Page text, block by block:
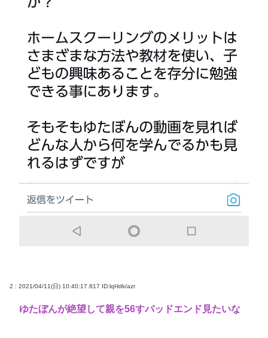
2 : 2021/04/11(日) 10:40:17.817 ID:lqHdk/azr
ゆたぼんが絶望して親を56すバッドエンド見たいな